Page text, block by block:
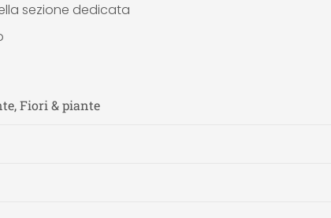
sezione dedicata
Fiori & piante